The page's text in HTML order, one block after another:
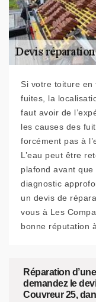
Si votre toiture en
fuites, la
faut avoir de
les causes des
forcément pas à
L’eau peut être
plafond avant
diagnostic
un devis de
vous à Les
bonne réputation
Réparation
demandez le
Couvreur 25,